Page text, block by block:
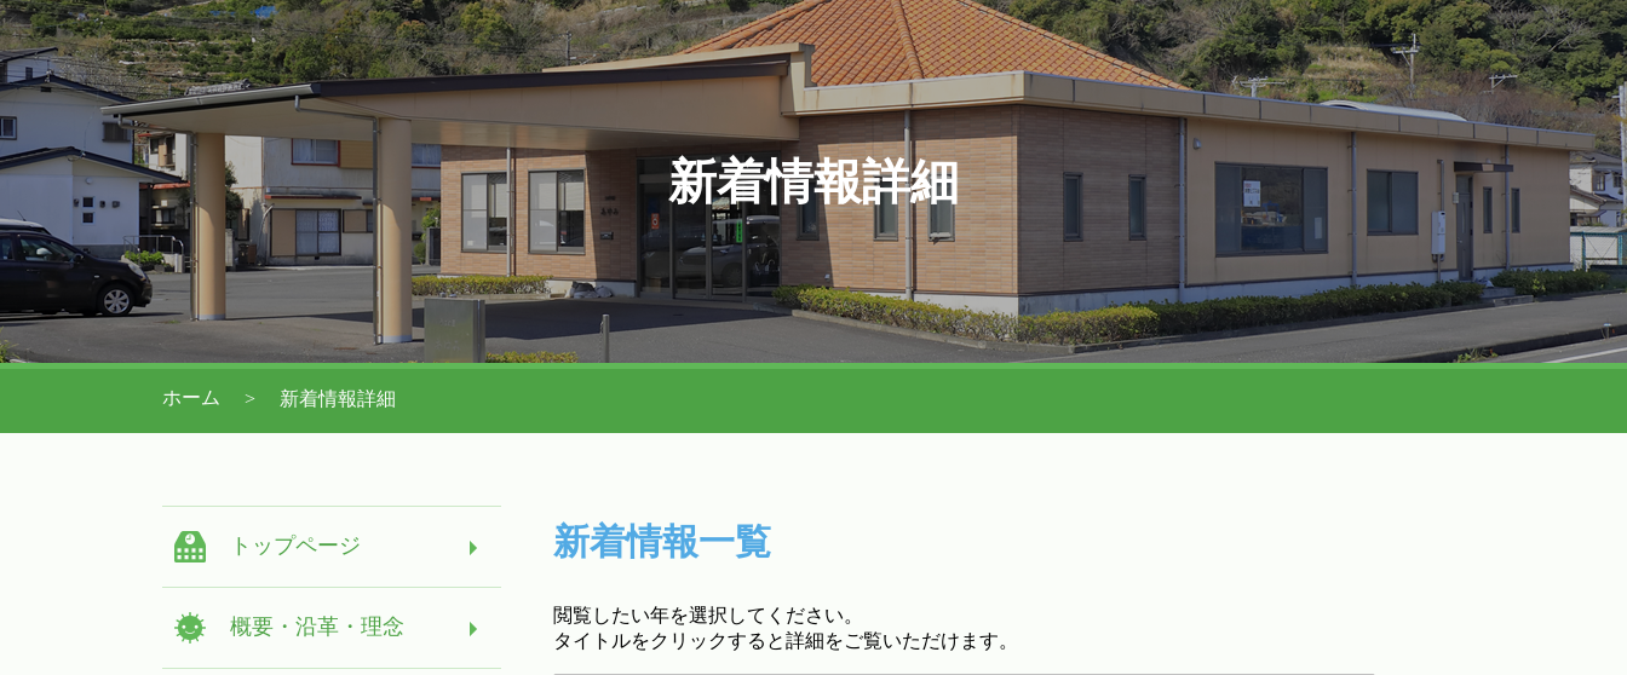
新着情報詳細
ホーム > 新着情報詳細
トップページ
概要・沿革・理念
新着情報一覧
閲覧したい年を選択してください。
タイトルをクリックすると詳細をご覧いただけます。